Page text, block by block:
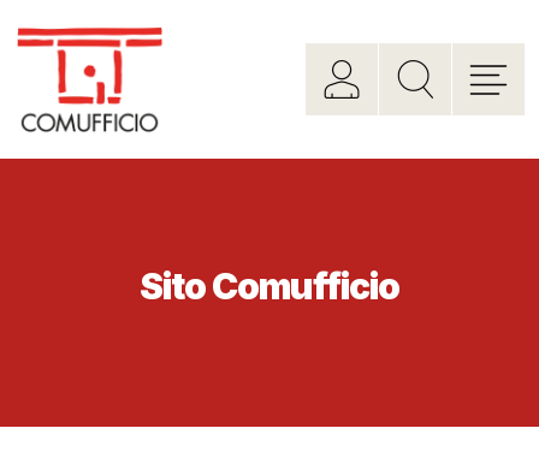
Sito Comufficio